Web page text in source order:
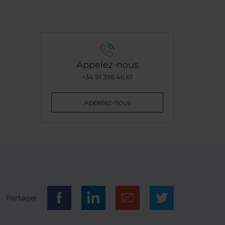
Appelez-nous
+34 91 398 46 61
Appelez-nous
Partager